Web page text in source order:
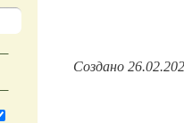
Создано